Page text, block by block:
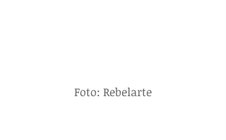
Foto: Rebelarte